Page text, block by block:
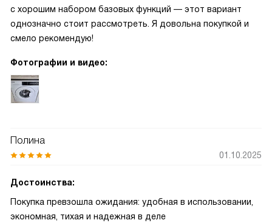
с хорошим набором базовых функций — этот вариант
однозначно стоит рассмотреть. Я довольна покупкой и
смело рекомендую!
Фотографии и видео:
Полина
01.10.2025
Достоинства:
Покупка превзошла ожидания: удобная в использовании,
экономная, тихая и надежная в деле